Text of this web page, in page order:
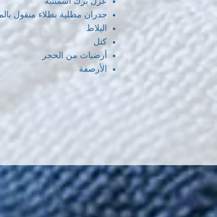
جدران مطلية بطلاء منقول
البلاط
كتل
أرضيات من الحجر
الأرصفة